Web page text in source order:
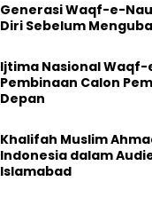
Generasi Waqf-e-
Diri Sebelum
Ijtima Nasional
Pembinaan Calon
Depan
Khalifah Muslim
Indonesia dalam
Islamabad